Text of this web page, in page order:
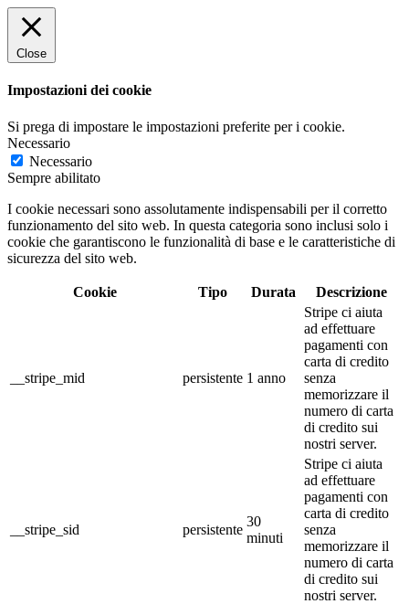
Close
Impostazioni dei cookie
Si prega di impostare le impostazioni preferite per i cookie.
Necessario
Necessario
Sempre abilitato
I cookie necessari sono assolutamente indispensabili per il corretto
funzionamento del sito web. In questa categoria sono inclusi solo i
cookie che garantiscono le funzionalità di base e le caratteristiche di
sicurezza del sito web.
Cookie Tipo Durata Descrizione
__stripe_mid persistente 1 anno
Stripe ci aiuta
ad effettuare
pagamenti con
carta di credito
senza
memorizzare il
numero di carta
di credito sui
nostri server.
__stripe_sid persistente
30
minuti
Stripe ci aiuta
ad effettuare
pagamenti con
carta di credito
senza
memorizzare il
numero di carta
di credito sui
nostri server.